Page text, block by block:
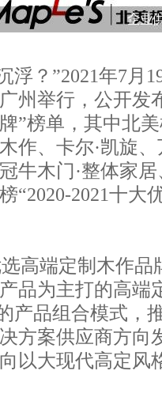
浮？”2021年7月
州举行，公开发
”榜单，其中北
作、卡尔·凯旋
牛木门·整体家
“2020-2021十大
高端定制木作品
品为主打的高端
产品组合模式，
方案供应商方向
以大现代高定风